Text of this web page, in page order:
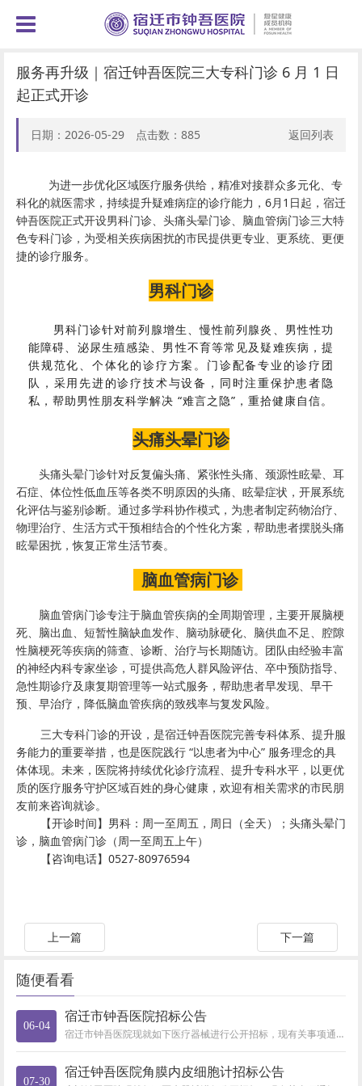
服务再升级｜宿迁钟吾医院三大专科门诊 6 月 1 日
起正式开诊
日期：2026-05-29 点击数： 885 返回列表
为进一步优化区域医疗服务供给，精准对接群众多元化、专
科化的就医需求，持续提升疑难病症的诊疗能力 ，6月1日起，宿迁
钟吾医院正式开设男科门诊、头痛头晕门诊、脑血管病门诊三大特
色专科门诊，为受相关疾病困扰的市民提供更专业、更系统、更便
捷的诊疗服务。
男科门诊
男科门诊针对前列腺增生、慢性前列腺炎、男性性功
能障碍、泌尿生殖感染、男性不育等常见及疑难疾病，提
供规范化、个体化的诊疗方案。门诊配备专业的诊疗团
队，采用先进的诊疗技术与设备，同时注重保护患者隐
私，帮助男性朋友科学解决 “难言之隐”，重拾健康自信。
头痛头晕门诊
头痛头晕门诊针对反复偏头痛、紧张性头痛、颈源性眩晕、 耳
石症、体位性低血压等各类不明原因的头痛、眩晕症状，开展系统
化评估与鉴别诊断。通过多学科协作模式，为患者制定药物治疗、
物理治疗、生活方式干预相结合的个性化方案，帮助患者摆脱头痛
眩晕困扰，恢复正常生活节奏。
脑血管病门诊
脑血管病门诊专注于脑血管疾病的全周期管理，主要开展脑梗
死、脑出血、短暂性脑缺血发作、脑动脉硬化、脑供血不足、 腔隙
性脑梗死等疾病的筛查、诊断、治疗与长期随访。团队由经验丰富
的神经内科专家坐诊，可提供高危人群风险评估、卒中预防指导、
急性期诊疗及康复期管理等一站式服务，帮助患者早发现、早干
预、早治疗，降低脑血管疾病的致残率与复发风险。
三大专科门诊的开设，是宿迁钟吾医院完善专科体系、提升服
务能力的重要举措，也是医院践行 “以患者为中心” 服务理念的具
体体现。未来，医院将持续优化诊疗流程、提升专科水平，以更优
质的医疗服务守护区域百姓的身心健康，欢迎有相关需求的市民朋
友前来咨询就诊。
【开诊时间】男科：周一至周五，周日（全天）；头痛头晕门
诊，脑血管病门诊（周一至周五上午）
【咨询电话】0527-80976594
上一篇 下一篇
随便看看
06-04
宿迁市钟吾医院招标公告
宿迁市钟吾医院现就如下医疗器械进行公开招标，现有关事项通知如下：一、招标项目名称及类别： 1、项目名称:神经内镜器械2、...
07-30
宿迁钟吾医院角膜内皮细胞计招标公告